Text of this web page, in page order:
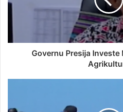
Governu Presija Investe